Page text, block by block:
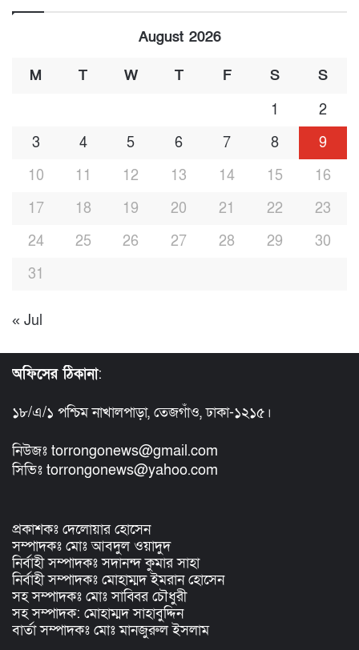
August 2026
M T W T F S
S
1
2
3
4 5 6 7 8
9
10
11 12 13 14 15
16
17
18 19 20 21 22
23
24
25 26 27 28 29
30
31
« Jul
অফিসের ঠিকানা:
১৮/এ/১ পশ্চিম নাখালপাড়া, তেজগাঁও, ঢাকা-১২১৫।
নিউজঃ torrongonews@gmail.com
সিভিঃ torrongonews@yahoo.com
প্রকাশকঃ দেলোয়ার হোসেন
সম্পাদকঃ মোঃ আবদুল ওয়াদুদ
নির্বাহী সম্পাদকঃ সদানন্দ কুমার সাহা
নির্বাহী সম্পাদকঃ মোহাম্মদ ইমরান হোসেন
সহ সম্পাদকঃ মোঃ সাব্বির চৌধুরী
সহ সম্পাদক: মোহাম্মদ সাহাবুদ্দিন
বার্তা সম্পাদকঃ মোঃ মানজুরুল ইসলাম